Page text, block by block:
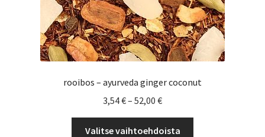
rooibos – ayurveda ginger coconut
3,54€– 52,00 €Hintaluokka:
-
Valitse vaihtoehdoista